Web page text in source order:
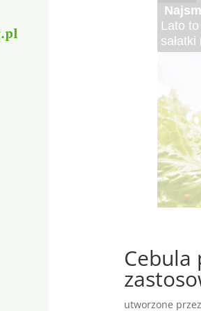
do
Czy
Lato
Krem
W
który
W
Cebula
utworzone przez